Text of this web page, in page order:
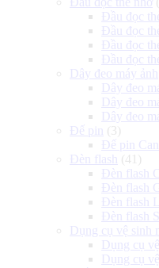
Đầu đọc
Đầu đọc
Đầu đọc
Đầu đọc
Dây đeo máy ảnh
Dây đeo
Dây đeo
Dây đeo
Đế pin
(3)
Đế pin
Đèn flash
(41)
Đèn flash
Đèn flash
Đèn flash
Đèn flash
Dụng cụ vệ sinh
Dụng cụ
Dụng cụ